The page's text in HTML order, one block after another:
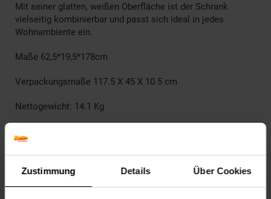
Zustimmung Details Über Cookies
Mit seiner glatten, weißen Oberfläche ist der Schrank
vielseitig kombinierbar und passt sich ideal in jedes
Wohnambiente ein.
Maße 62,5*19,5*178cm
Verpackungsmaße 117.5 X 45 X 10.5 cm
Nettogewicht: 14.1 Kg
Farbe Weiß